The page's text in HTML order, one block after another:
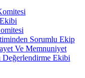
Sorumlu Ekip
Ve Memnuniyet
Değerlendirme Ekibi